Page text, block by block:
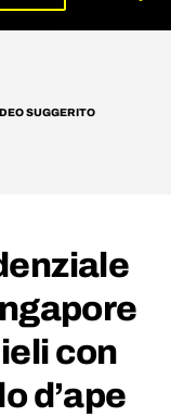
SUGGERITO
con
d’ape